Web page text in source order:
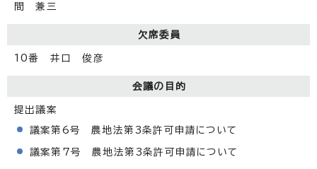
間 兼三
欠席委員
10番 井口 俊彦
会議の目的
提出議案
議案第6号 農地法第3条許可申請について
議案第7号 農地法第3条許可申請について